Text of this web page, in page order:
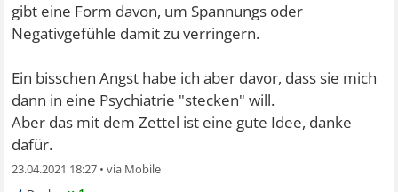
gibt eine Form davon, um Spannungs oder
Negativgefühle damit zu verringern.
Ein bisschen Angst habe ich aber davor, dass sie mich
dann in eine Psychiatrie "stecken" will.
Aber das mit dem Zettel ist eine gute Idee, danke
dafür.
23.04.2021 18:27 •